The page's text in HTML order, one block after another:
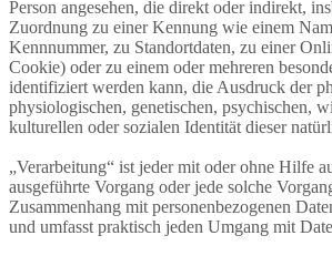
Person angesehen, die direkt oder indirekt,
Zuordnung zu einer Kennung wie einem
Kennnummer, zu Standortdaten, zu einer
Cookie) oder zu einem oder mehreren
identifiziert werden kann, die Ausdruck der
physiologischen, genetischen, psychischen,
kulturellen oder sozialen Identität dieser
„Verarbeitung“ ist jeder mit oder ohne Hilfe
ausgeführte Vorgang oder jede solche
Zusammenhang mit personenbezogenen
und umfasst praktisch jeden Umgang mit